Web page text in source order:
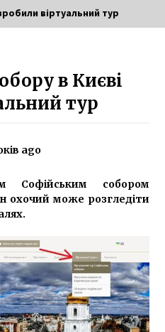
щомісяця
вилучили автомобіль через
авіасполучення з
віртуальний тур
в Києві
тур
ago
Софійським собором
охочий може розгледіти